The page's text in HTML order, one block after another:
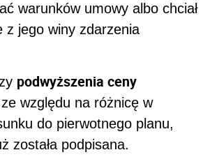
warunków umowy albo chciał
z jego winy zdarzenia
podwyższenia ceny
względu na różnicę w
do pierwotnego planu,
została podpisana.